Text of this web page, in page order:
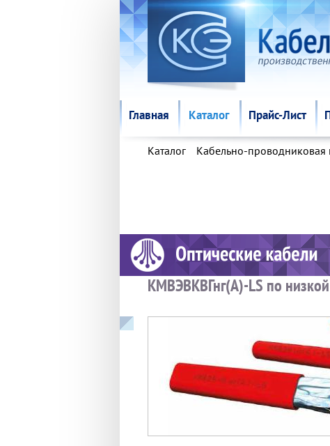
Главная Каталог Прайс-Лист
Главная Каталог Прайс-Лист
Каталог Кабельно-проводниковая
КМВЭВКВГнг(А)-LS по